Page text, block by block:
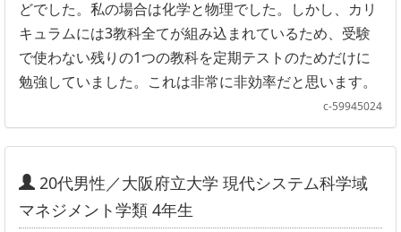
どでした。私の場合は化学と物理でした。しかし、カリ
キュラムには3教科全てが組み込まれているため、受験
で使わない残りの1つの教科を定期テストのためだけに
勉強していました。これは非常に非効率だと思います。
c-59945024
20代男性／大阪府立大学 現代システム科学域
マネジメント学類 4年生